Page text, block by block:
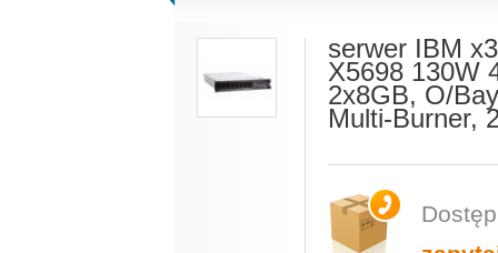
serwer IBM
X5698 130W
2x8GB, O/
Multi-Burner,